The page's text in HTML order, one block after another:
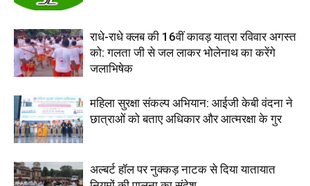
राधे-राधे क्लब की 16वीं कावड़ यात्रा रविवार अगस्त
को: गलता जी से जल लाकर भोलेनाथ का करेंगे
जलाभिषेक
महिला सुरक्षा संकल्प अभियान: आईजी केबी वंदना ने
छात्राओं को बताए अधिकार और आत्मरक्षा के गुर
अल्बर्ट हॉल पर नुक्कड़ नाटक से दिया यातायात